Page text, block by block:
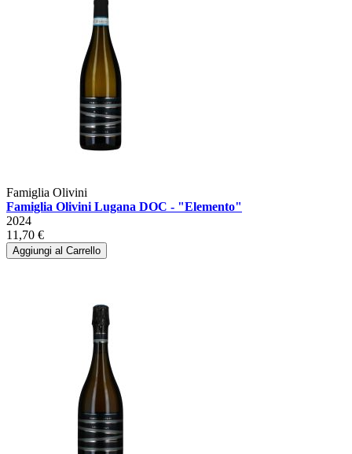
Famiglia Olivini
Famiglia Olivini Lugana DOC - "Elemento"
2024
11,70 €
Aggiungi al Carrello